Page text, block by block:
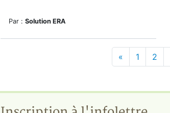
Par : Solution ERA
« 1 2